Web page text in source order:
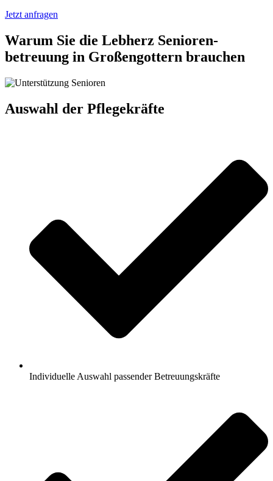
Jetzt anfragen
Warum Sie die Lebherz Senioren­
betreuung in Großengottern brauchen
Auswahl der Pflegekräfte
Individuelle Auswahl passender Betreuungskräfte